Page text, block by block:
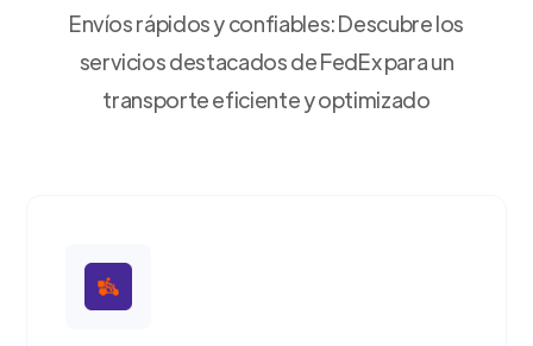
Envíos rápidos y confiables: Descubre los
servicios destacados de FedEx para un
transporte eficiente y optimizado